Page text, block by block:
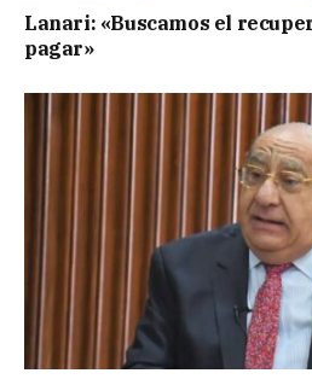
Lanari: «Buscamos el
pagar»